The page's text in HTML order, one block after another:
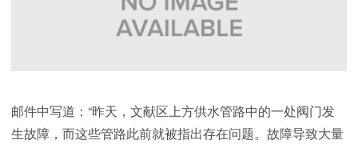
邮件中写道：“昨天，文献区上方供水管路中的一处阀门发
生故障，而这些管路此前就被指出存在问题。故障导致大量